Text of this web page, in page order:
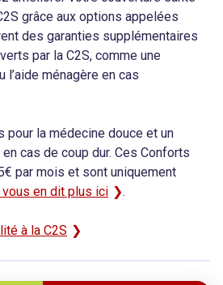
grâce aux options appelées
des garanties supplémentaires
par la C2S, comme une
l’aide ménagère en cas
pour la médecine douce et un
cas de coup dur. Ces Conforts
par mois et sont uniquement
vous en dit plus ici .
à la C2S